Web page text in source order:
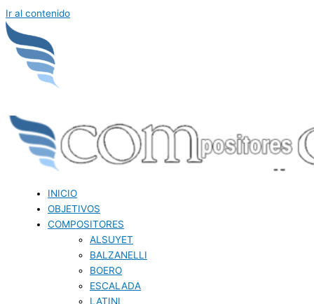
Ir al contenido
INICIO
OBJETIVOS
COMPOSITORES
ALSUYET
BALZANELLI
BOERO
ESCALADA
LATINI